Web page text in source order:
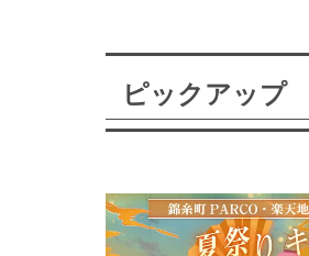
ピックアップ